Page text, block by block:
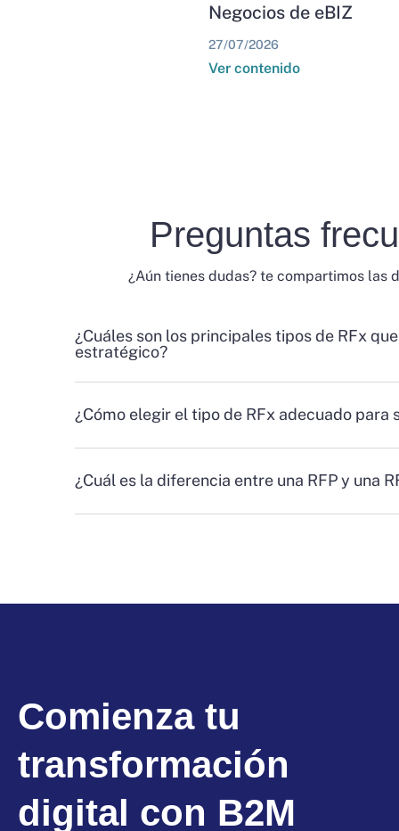
Negocios de eBIZ
27/07/2026
Ver contenido
Preguntas
¿Aún tienes dudas? te compartimos las
¿Cuáles son los principales tipos de RFx
estratégico?
¿Cómo elegir el tipo de RFx adecuado
¿Cuál es la diferencia entre una RFP y una
Comienza tu
transformación
digital con B2M